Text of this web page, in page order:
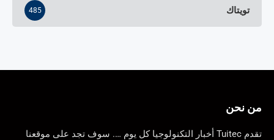
تويتاك 485
من نحن
تقدم Tuitec أخبار التكنولوجيا كل يوم …. سوف تجد على موقعنا